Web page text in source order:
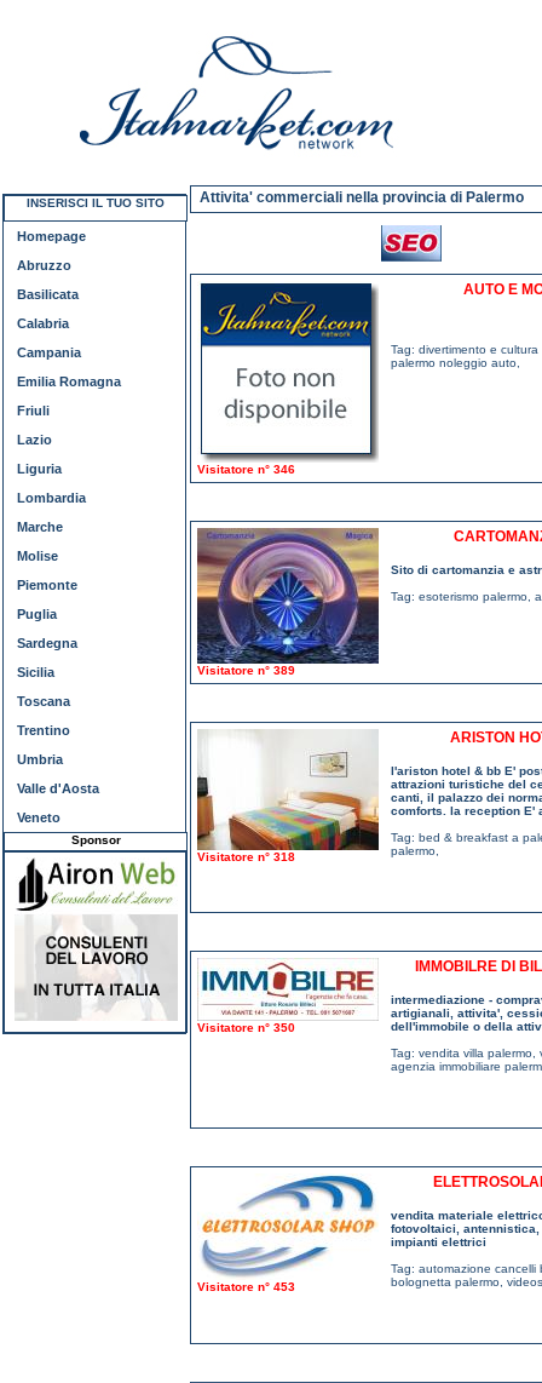
Attivita' commerciali nella provincia di Palermo
Visitatore n° 346
AUTO E
Tag: divertimento e cultura
palermo noleggio auto
Visitatore n° 389
Sito di cartomanzia e
Tag: esoterismo palermo
Visitatore n° 318
ARISTON
l'ariston hotel & bb E'
attrazioni turistiche del
canti, il palazzo dei
comforts. la reception E'
Tag: bed & breakfast a
palermo
Visitatore n° 350
IMMOBILRE DI
intermediazione -
artigianali, attivita',
dell'immobile o della
Tag: vendita villa palermo
agenzia immobiliare
Visitatore n° 453
vendita materiale
fotovoltaici,
impianti elettrici
Tag: automazione cancelli
bolognetta palermo
INSERISCI IL TUO SITO
Homepage
Abruzzo
Basilicata
Calabria
Campania
Emilia Romagna
Friuli
Lazio
Liguria
Lombardia
Marche
Molise
Piemonte
Puglia
Sardegna
Sicilia
Toscana
Trentino
Umbria
Valle d'Aosta
Veneto
Sponsor